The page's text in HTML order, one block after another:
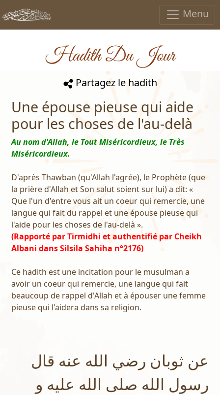
Menu
Hadith Du Jour
Partagez le hadith
Une épouse pieuse qui aide
pour les choses de l'au-delà
Au nom d'Allah, le Tout Miséricordieux, le Très
Miséricordieux.
D'après Thawban (qu'Allah l'agrée), le Prophète (que
la prière d'Allah et Son salut soient sur lui) a dit: «
Que l'un d'entre vous ait un coeur qui remercie, une
langue qui fait du rappel et une épouse pieuse qui
l'aide pour les choses de l'au-delà ».
(Rapporté par Tirmidhi et authentifié par Cheikh
Albani dans Silsila Sahiha n°2176)
Ce hadith est une incitation pour le musulman a
avoir un coeur qui remercie, une langue qui fait
beaucoup de rappel d'Allah et à épouser une femme
pieuse qui l'aidera dans sa religion.
عن ثوبان رضي الله عنه قال
رسول الله صلى الله عليه و